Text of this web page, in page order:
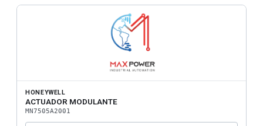
HONEYWELL
ACTUADOR MODULANTE
MN7505A2001